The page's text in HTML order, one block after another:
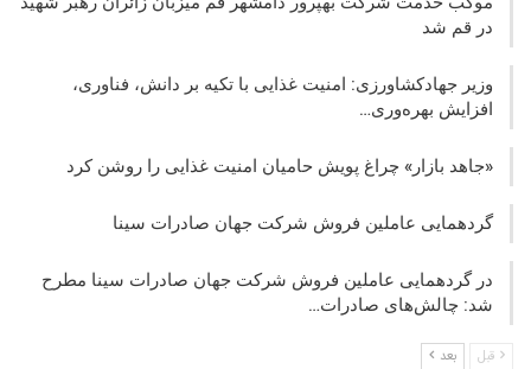
در قم شد
وزیر جهادکشاورزی: امنیت غذایی با تکیه بر دانش، فناوری،
افزایش بهره‌وری…
«جاهد بازار» چراغ پویش حامیان امنیت غذایی را روشن کرد
گردهمایی عاملین فروش شرکت جهان صادرات سینا
در گردهمایی عاملین فروش شرکت جهان صادرات سینا مطرح
شد: چالش‌های صادرات…
قبل بعد